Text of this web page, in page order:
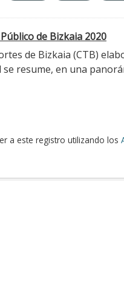
de Bizkaia 2020
de Bizkaia (CTB)
se resume, en una
a este registro utilizando los